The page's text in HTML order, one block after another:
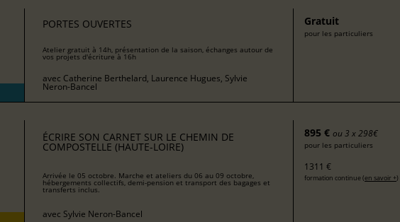
PORTES OUVERTES
Atelier gratuit à 14h, présentation de la saison, échanges autour de
vos projets d'écriture à 16h
avec Catherine Berthelard, Laurence Hugues, Sylvie
Neron-Bancel
Gratuit
pour les particuliers
ÉCRIRE SON CARNET SUR LE CHEMIN DE
COMPOSTELLE (HAUTE-LOIRE)
Arrivée le 05 octobre. Marche et ateliers du 06 au 09 octobre,
hébergements collectifs, demi-pension et transport des bagages et
transferts inclus.
avec Sylvie Neron-Bancel
895 € ou 3 x 298€
pour les particuliers
1311 €
formation continue (en savoir +)